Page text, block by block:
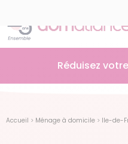
Réduisez
Accueil > Ménage à domicile > Ile-de-